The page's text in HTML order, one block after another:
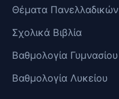
Θέματα Πανελλαδικών
Σχολικά Βιβλία
Βαθμολογία Γυμνασίου
Βαθμολογία Λυκείου